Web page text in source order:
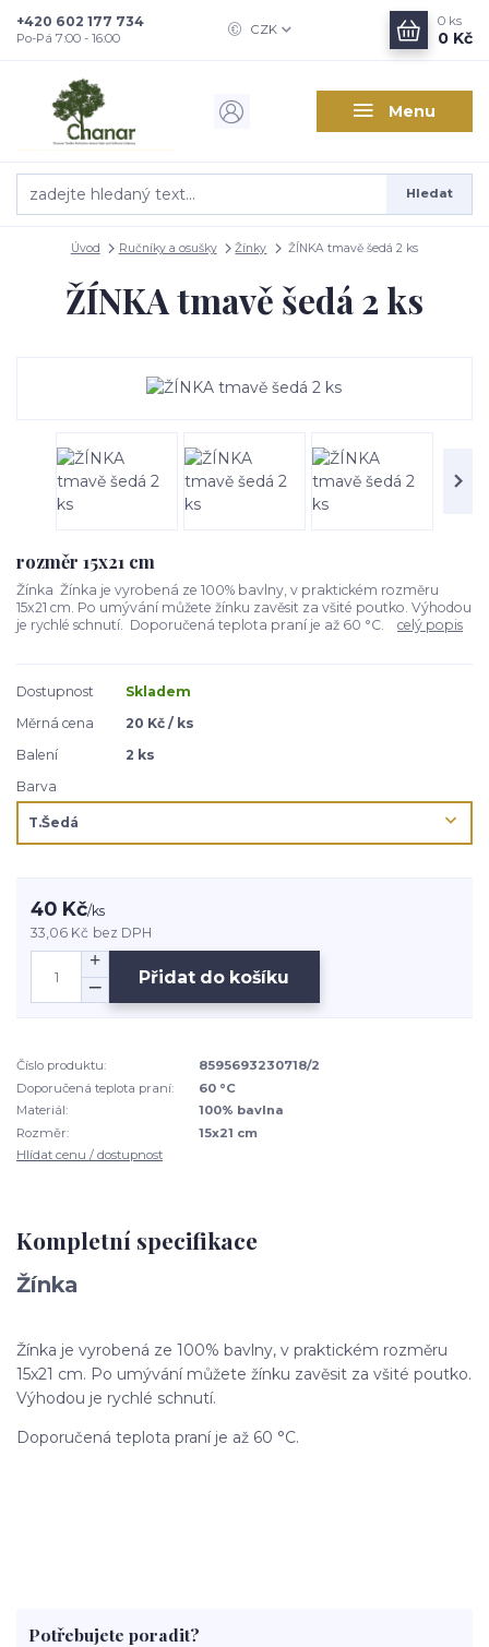
Menu
CZK
Hledat
+420 602 177 734
Po-Pá 7:00 - 16:00
0 ks
0 Kč
Úvod Ručníky a osušky Žínky ŽÍNKA tmavě šedá 2 ks
ŽÍNKA tmavě šedá 2 ks
rozměr 15x21 cm
Žínka Žínka je vyrobená ze 100% bavlny, v praktickém rozměru
15x21 cm. Po umývání můžete žínku zavěsit za všité poutko. Výhodou
je rychlé schnutí. Doporučená teplota praní je až 60 °C. celý popis
Dostupnost
Skladem
Měrná cena
20 Kč / ks
Balení
2 ks
Barva
40 Kč/ks
33,06 Kč bez DPH
Přidat do košíku
Číslo produktu:
8595693230718/2
Doporučená teplota praní:
60 °C
Materiál:
100% bavlna
Rozměr:
15x21 cm
Hlídat cenu / dostupnost
Kompletní specifikace
Žínka
Žínka je vyrobená ze 100% bavlny, v praktickém rozměru
15x21 cm. Po umývání můžete žínku zavěsit za všité poutko.
Výhodou je rychlé schnutí.
Doporučená teplota praní je až 60 °C.
Potřebujete poradit?